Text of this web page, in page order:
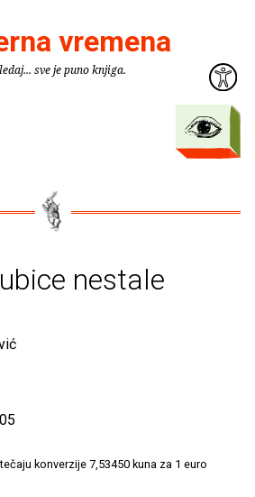
vremena
sve je puno knjiga.
nestale
konverzije 7,53450 kuna za 1 euro